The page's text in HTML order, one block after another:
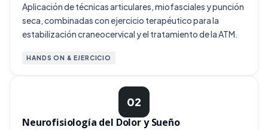
Aplicación de técnicas articulares, miofasciales y punción
seca, combinadas con ejercicio terapéutico para la
estabilización craneocervical y el tratamiento de la ATM.
HANDS ON & EJERCICIO
02
Neurofisiología del Dolor y Sueño